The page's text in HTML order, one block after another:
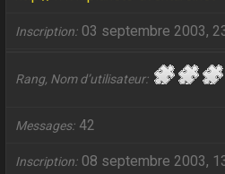
Inscription 03 septembre 2003,
Rang, Nom d’utilisateur
Messages 42
Inscription 08 septembre 2003,